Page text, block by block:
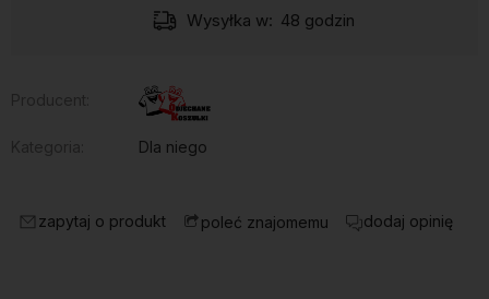
Wysyłka w: 48 godzin
Dla niego
zapytaj o produkt poleć znajomemu dodaj opinię